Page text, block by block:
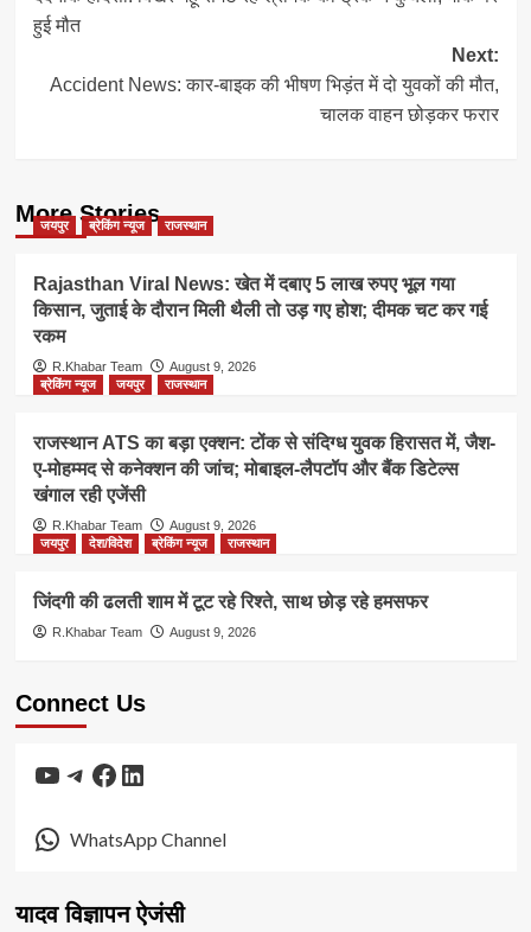
navigation
हुई मौत
Next:
Accident News: कार-बाइक की भीषण भिड़ंत में दो युवकों की मौत,
चालक वाहन छोड़कर फरार
More Stories
जयपुर ब्रेकिंग न्यूज राजस्थान
Rajasthan Viral News: खेत में दबाए 5 लाख रुपए भूल गया
किसान, जुताई के दौरान मिली थैली तो उड़ गए होश; दीमक चट कर गई
रकम
R.Khabar Team
August 9, 2026
ब्रेकिंग न्यूज
जयपुर राजस्थान
राजस्थान ATS का बड़ा एक्शन: टोंक से संदिग्ध युवक हिरासत में, जैश-
ए-मोहम्मद से कनेक्शन की जांच; मोबाइल-लैपटॉप और बैंक डिटेल्स
खंगाल रही एजेंसी
R.Khabar Team
August 9, 2026
जयपुर
देश/विदेश ब्रेकिंग न्यूज राजस्थान
जिंदगी की ढलती शाम में टूट रहे रिश्ते, साथ छोड़ रहे हमसफर
R.Khabar Team August 9, 2026
Connect Us
YouTube
Telegram
Facebook
LinkedIn
WhatsApp Channel
यादव विज्ञापन ऐजंसी